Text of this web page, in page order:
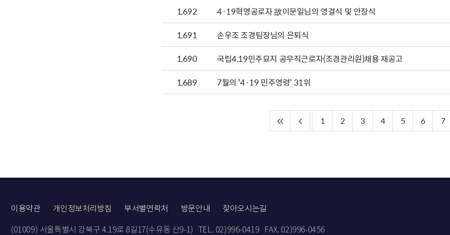
1,692
4·19혁명공로자 故이문일님의 영결식 및 안장식
1,691
손우조 조경팀장님의 은퇴식
1,690
국립4.19민주묘지 공무직근로자(조경관리원)채용 재공고
1,689
7월의 '4·19 민주영령' 31위
1 2 3 4 5 6 7
이용약관 개인정보처리방침 부서별연락처 방문안내 찾아오시는길
(01009) 서울특별시 강북구 4.19로 8길17(수유동 산9-1) TEL. 02)996-0419 FAX. 02)996-0456